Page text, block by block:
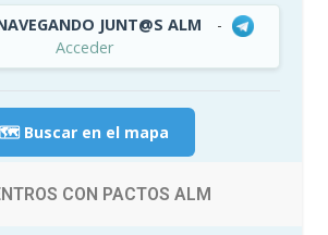
JUNT@S ALM
-
Acceder
🗺️ Buscar en el mapa
CON PACTOS ALM